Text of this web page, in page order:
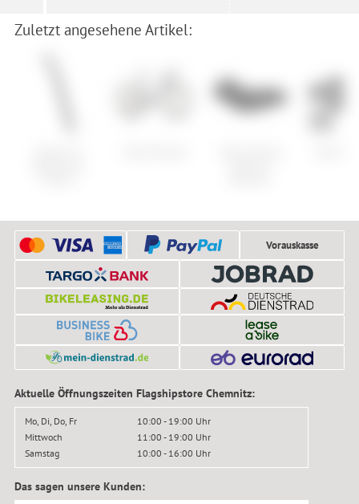
Zuletzt angesehene Artikel:
Vorauskasse
Aktuelle Öffnungszeiten Flagshipstore Chemnitz:
Mo, Di, Do, Fr
10:00 - 19:00 Uhr
Mittwoch
11:00 - 19:00 Uhr
Samstag
10:00 - 16:00 Uhr
Das sagen unsere Kunden: